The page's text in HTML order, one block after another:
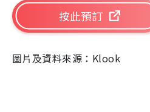
按此預訂
圖片及資料來源：Klook